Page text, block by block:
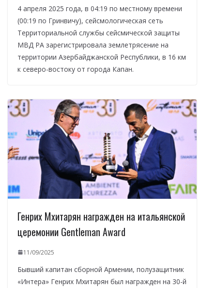
4 апреля 2025 года, в 04:19 по местному времени
(00:19 по Гринвичу), сейсмологическая сеть
Территориальной службы сейсмической защиты
МВД РА зарегистрировала землетрясение на
территории Азербайджанской Республики, в 16 км
к северо-востоку от города Капан.
Генрих Мхитарян награжден на итальянской
церемонии Gentleman Award
11/09/2025
Бывший капитан сборной Армении, полузащитник
«Интера» Генрих Мхитарян был награжден на 30-й